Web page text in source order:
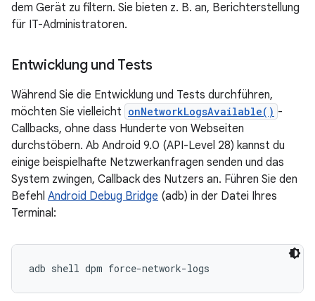
dem Gerät zu filtern. Sie bieten z. B. an, Berichterstellung
für IT-Administratoren.
Entwicklung und Tests
Während Sie die Entwicklung und Tests durchführen,
möchten Sie vielleicht onNetworkLogsAvailable() -
Callbacks, ohne dass Hunderte von Webseiten
durchstöbern. Ab Android 9.0 (API-Level 28) kannst du
einige beispielhafte Netzwerkanfragen senden und das
System zwingen, Callback des Nutzers an. Führen Sie den
Befehl Android Debug Bridge (adb) in der Datei Ihres
Terminal:
adb shell dpm force-network-logs